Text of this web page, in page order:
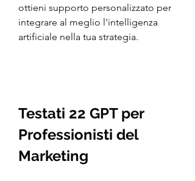
ottieni supporto personalizzato per
integrare al meglio l'intelligenza
artificiale nella tua strategia.
Testati 22 GPT per
Professionisti del
Marketing